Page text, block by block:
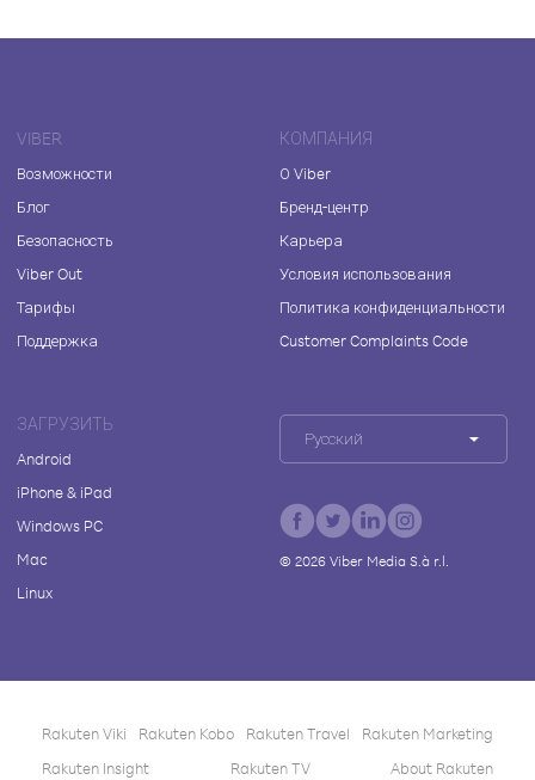
VIBER
Возможности
Блог
Безопасность
Viber Out
Тарифы
Поддержка
КОМПАНИЯ
О Viber
Бренд-центр
Карьера
Условия использования
Политика конфиденциальности
Customer Complaints Code
ЗАГРУЗИТЬ
Android
iPhone & iPad
Windows PC
Mac
Linux
Русский
© 2026Viber Media S.à r.l.
Rakuten Viki Rakuten Kobo Rakuten Travel
Rakuten Marketing
Rakuten Insight
Rakuten TV About Rakuten